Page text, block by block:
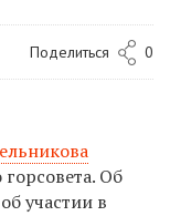
Поделиться 0
Об
участии в